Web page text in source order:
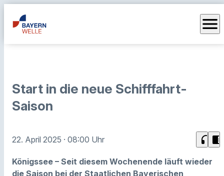
menu
Start in die neue Schifffahrt-
Saison
22. April 2025 · 08:00 Uhr headphones chrome_reader_mode
Königssee – Seit diesem Wochenende läuft wieder
die Saison bei der Staatlichen Bayerischen